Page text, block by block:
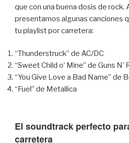
que con una buena dosis de rock.
presentamos algunas canciones
tu playlist por carretera:
“Thunderstruck” de AC/DC
“Sweet Child o’ Mine” de Guns N’
“You Give Love a Bad Name” de
“Fuel” de Metallica
El soundtrack perfecto
carretera